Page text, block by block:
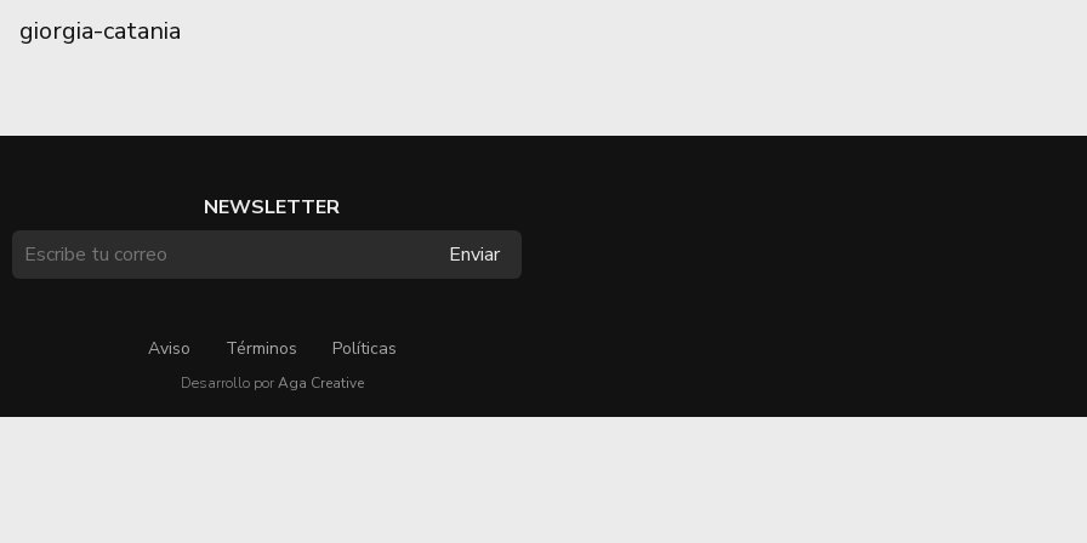
giorgia-catania
NEWSLETTER
Aviso Términos Políticas
Desarrollo porAga Creative